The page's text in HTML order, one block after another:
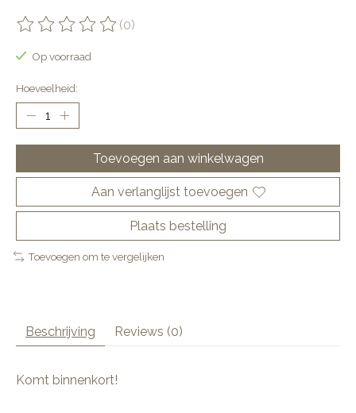
De beoordeling van dit product is
(0)
Op voorraad
Hoeveelheid:
Toevoegen aan winkelwagen
Aan verlanglijst toevoegen
Plaats bestelling
Toevoegen om te vergelijken
Beschrijving Reviews (0)
Komt binnenkort!